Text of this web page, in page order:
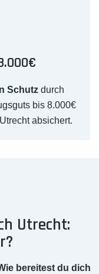
Schutz durch
bis 8.000€
absichert.
Utrecht:
bereitest du dich